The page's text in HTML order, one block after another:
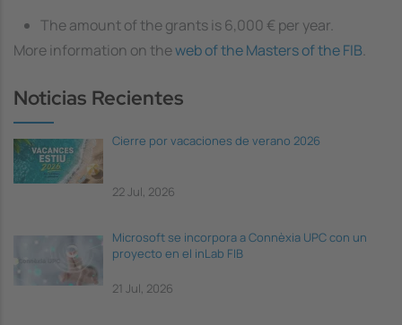
The amount of the grants is 6,000 € per year.
More information on theweb of the Masters of the FIB.
Noticias Recientes
Cierre por vacaciones de verano 2026
22 Jul, 2026
Microsoft se incorpora a Connèxia UPC con un
proyecto en el inLab FIB
21 Jul, 2026